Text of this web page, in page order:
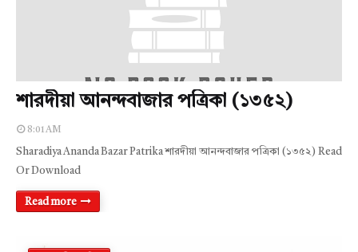
শারদীয়া আনন্দবাজার পত্রিকা (১৩৫২)
8:01 AM
Sharadiya Ananda Bazar Patrika শারদীয়া আনন্দবাজার পত্রিকা (১৩৫২) Read
Or Download
Read more